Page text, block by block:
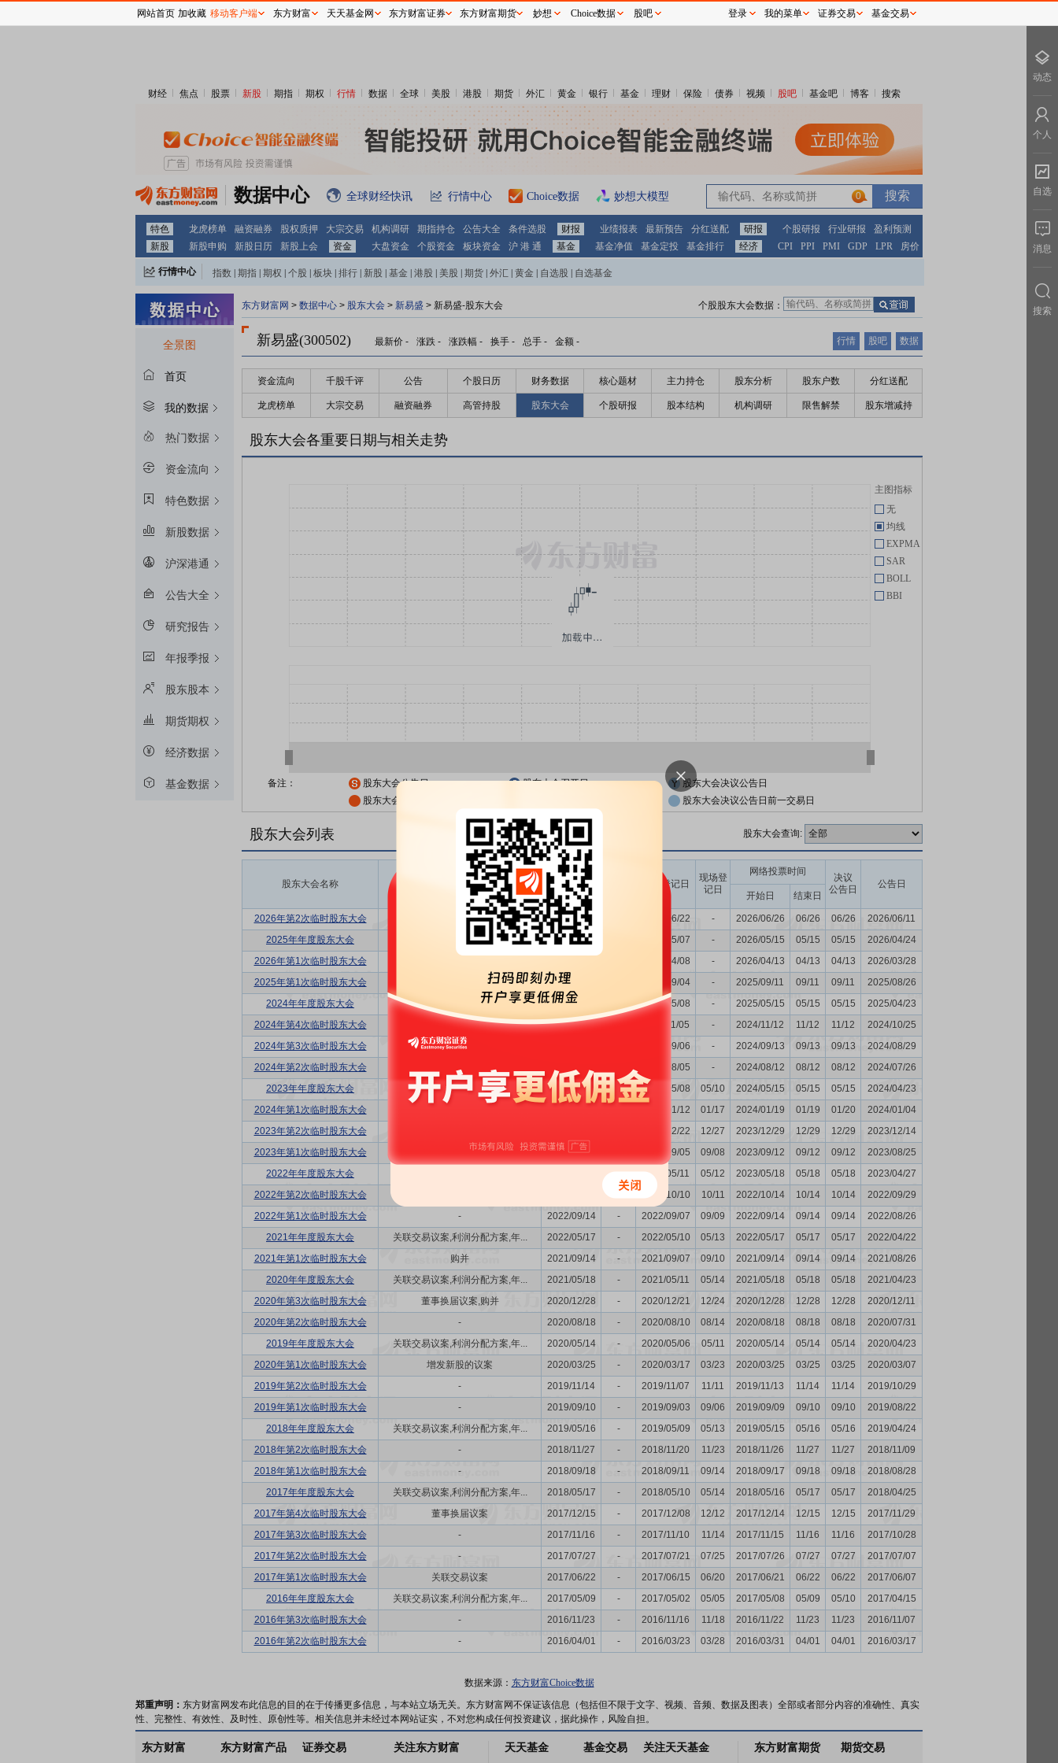
财经 焦点 股票 新股 期指 期权 行情 数据 全球 美股 港股 期货 外汇 黄金 银行 基金 理财 保险 债券 视频 股吧 基金吧 博客 搜索
数据中心 全球财经快讯 行情中心 Choice数据 妙想大模型 0
特色 龙虎榜单 融资融券 股权质押 大宗交易 机构调研 期指持仓 公告大全 条件选股 财报 业绩报表 最新预告 分红送配 研报 个股研报 行业研报
盈利预测
新股
新股申购 新股日历 新股上会 资金 大盘资金 个股资金 板块资金 沪 港 通 基金 基金净值 基金定投 基金排行 经济 CPI PPI PMI GDP LPR 房价
行情中心 指数 期指 期权 个股 板块 排行 新股 基金 港股 美股 期货 外汇 黄金 自选股 自选基金
全景图
首页
我的数据
热门数据
资金流向
特色数据
新股数据
沪深港通
公告大全
研究报告
年报季报
股东股本
期货期权
经济数据
基金数据
东方财富网 > 数据中心 > 股东大会 > 新易盛 > 新易盛-股东大会 个股股东大会数据：
新易盛(300502) 最新价 - 涨跌 - 涨跌幅 - 换手 - 总手 - 金额 - 行情 股吧 数据
资金流向 千股千评 公告 个股日历 财务数据 核心题材 主力持仓 股东分析 股东户数 分红送配
龙虎榜单 大宗交易 融资融券 高管持股 股东大会 个股研报 股本结构 机构调研 限售解禁 股东增减持
股东大会各重要日期与相关走势
主图指标
无
均线
EXPMA
SAR
BOLL
BBI
备注： 股东大会公告日 股东大会召开日
股东大会决议公告日
股东大会公告日前一交易日
股东大会决议公告日前一交易日
股东大会列表 股东大会查询:
股东大会名称 议题涉及内容
召开时间
股权登记日
现场登
记日
网络投票时间
决议
公告日
公告日
开始日
开始日 结束日
2026年第2次临时股东大会 2026/06/26 2026/06/22 - 2026/06/26 06/26 06/26
2026/06/11
2025年年度股东大会
利润分配方案,年度报告(摘要)... 2026/05/15 2026/05/07 - 2026/05/15 05/15 05/15
2026/04/24
2026年第1次临时股东大会
2026/04/08 - 2026/04/13 04/13 04/13
2026/03/28
2025年第1次临时股东大会
2025/09/11 2025/09/04 - 2025/09/11 09/11 09/11
2025/08/26
2024年年度股东大会
关联交易议案,利润分配方案,年... 2025/05/15 2025/05/08 - 2025/05/15 05/15 05/15
2025/04/23
2024年第4次临时股东大会
- 2024/11/12 2024/11/05 - 2024/11/12 11/12 11/12
2024/10/25
2024年第3次临时股东大会
购并 2024/09/06 - 2024/09/13 09/13 09/13
2024/08/29
2024年第2次临时股东大会
发行公司债券的议案 2024/08/12 2024/08/05 - 2024/08/12 08/12 08/12
2024/07/26
2023年年度股东大会
利润分配方案,年度报告(摘要)... 2024/05/15 2024/05/08 05/10 2024/05/15 05/15 05/15
2024/04/23
2024年第1次临时股东大会
2024/01/12 01/17 2024/01/19 01/19 01/20
2024/01/04
2023年第2次临时股东大会
2023/12/22 12/27 2023/12/29 12/29 12/29
2023/12/14
2023年第1次临时股东大会
2023/09/12 2023/09/05 09/08 2023/09/12 09/12 09/12
2023/08/25
2022年年度股东大会
- 2023/05/11 05/12 2023/05/18 05/18 05/18
2023/04/27
2022年第2次临时股东大会
2022/10/10 10/11 2022/10/14 10/14 10/14
2022/09/29
2022年第1次临时股东大会
- 2022/09/14 - 2022/09/07 09/09 2022/09/14 09/14 09/14
2022/08/26
2021年年度股东大会
关联交易议案,利润分配方案,年... 2022/05/17 - 2022/05/10 05/13 2022/05/17 05/17 05/17
2022/04/22
2021年第1次临时股东大会
购并 2021/09/14 - 2021/09/07 09/10 2021/09/14 09/14 09/14
2021/08/26
2020年年度股东大会
关联交易议案,利润分配方案,年... 2021/05/18 - 2021/05/11 05/14 2021/05/18 05/18 05/18
2021/04/23
2020年第3次临时股东大会
董事换届议案,购并 2020/12/28 - 2020/12/21 12/24 2020/12/28 12/28 12/28
2020/12/11
2020年第2次临时股东大会
- 2020/08/18 - 2020/08/10 08/14 2020/08/18 08/18 08/18
2020/07/31
2019年年度股东大会
关联交易议案,利润分配方案,年... 2020/05/14 - 2020/05/06 05/11 2020/05/14 05/14 05/14
2020/04/23
2020年第1次临时股东大会
增发新股的议案 2020/03/25 - 2020/03/17 03/23 2020/03/25 03/25 03/25
2020/03/07
2019年第2次临时股东大会
- 2019/11/14 - 2019/11/07 11/11 2019/11/13 11/14 11/14
2019/10/29
2019年第1次临时股东大会
- 2019/09/10 - 2019/09/03 09/06 2019/09/09 09/10 09/10
2019/08/22
2018年年度股东大会
关联交易议案,利润分配方案,年... 2019/05/16 - 2019/05/09 05/13 2019/05/15 05/16 05/16
2019/04/24
2018年第2次临时股东大会
- 2018/11/27 - 2018/11/20 11/23 2018/11/26 11/27 11/27
2018/11/09
2018年第1次临时股东大会
- 2018/09/18 - 2018/09/11 09/14 2018/09/17 09/18 09/18
2018/08/28
2017年年度股东大会
关联交易议案,利润分配方案,年... 2018/05/17 - 2018/05/10 05/14 2018/05/16 05/17 05/17
2018/04/25
2017年第4次临时股东大会
董事换届议案 2017/12/15 - 2017/12/08 12/12 2017/12/14 12/15 12/15
2017/11/29
2017年第3次临时股东大会
- 2017/11/16 - 2017/11/10 11/14 2017/11/15 11/16 11/16
2017/10/28
2017年第2次临时股东大会
- 2017/07/27 - 2017/07/21 07/25 2017/07/26 07/27 07/27
2017/07/07
2017年第1次临时股东大会
关联交易议案 2017/06/22 - 2017/06/15 06/20 2017/06/21 06/22 06/22
2017/06/07
2016年年度股东大会
关联交易议案,利润分配方案,年... 2017/05/09 - 2017/05/02 05/05 2017/05/08 05/09 05/10
2017/04/15
2016年第3次临时股东大会
- 2016/11/23 - 2016/11/16 11/18 2016/11/22 11/23 11/23
2016/11/07
2016年第2次临时股东大会
- 2016/04/01 - 2016/03/23 03/28 2016/03/31 04/01 04/01 2016/03/17
数据来源： 东方财富Choice数据
郑重声明： 东方财富网发布此信息的目的在于传播更多信息，与本站立场无关。东方财富网不保证该信息（包括但不限于文字、视频、音频、数据及图表）全部或者部分内容的准确性、真实
性、完整性、有效性、及时性、原创性等。相关信息并未经过本网站证实，不对您构成任何投资建议，据此操作，风险自担。
东方财富 东方财富产品 证券交易 关注东方财富 天天基金 基金交易 关注天天基金 东方财富期货 期货交易
网站首页 加收藏 移动客户端 东方财富 天天基金网 东方财富证券 东方财富期货 妙想 Choice数据 股吧 登录 我的菜单 证券交易 基金交易
动态
个人
自选
消息
搜索